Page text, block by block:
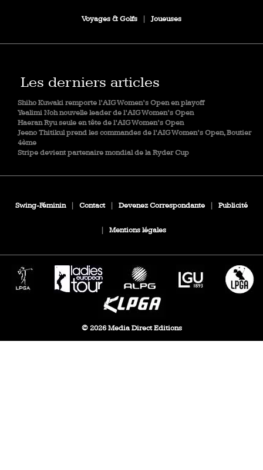
Voyages & Golfs Joueuses
Les derniers articles
Shiho Kuwaki remporte l’AIG Women’s Open en playoff
Yealimi Noh nouvelle leader de l’AIG Women’s Open
Haeran Ryu seule en tête de l’AIG Women’s Open
Jeeno Thitikul prend les commandes de l’AIG Women’s Open, Boutier
4ème
Stripe devient partenaire mondial de la Ryder Cup
Swing-Féminin Contact Devenez Correspondante Publicité
Mentions légales
© 2026 Media Direct Editions